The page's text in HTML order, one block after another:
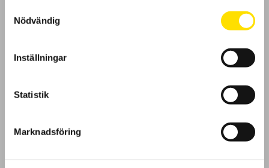
Nödvändig
Inställningar
Statistik
Marknadsföring
Kundundersökning